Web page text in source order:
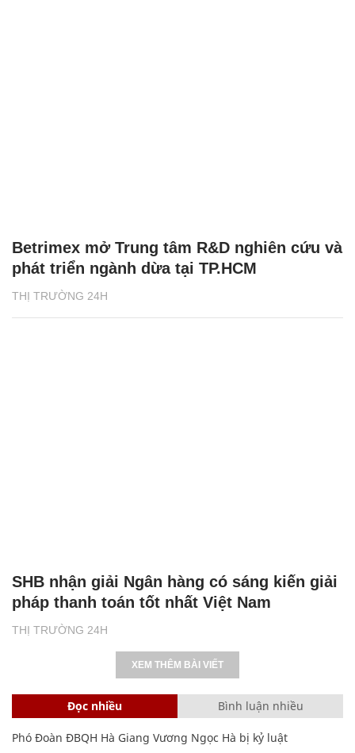
THỊ TRƯỜNG 24H
Betrimex mở Trung tâm R&D nghiên cứu và
phát triển ngành dừa tại TP.HCM
THỊ TRƯỜNG 24H
SHB nhận giải Ngân hàng có sáng kiến giải
pháp thanh toán tốt nhất Việt Nam
XEM THÊM BÀI VIẾT
Đọc nhiều Bình luận nhiều
Phó Đoàn ĐBQH Hà Giang Vương Ngọc Hà bị kỷ luật